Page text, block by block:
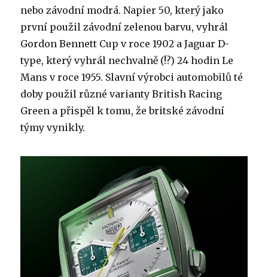
nebo závodní modrá. Napier 50, který jako
první použil závodní zelenou barvu, vyhrál
Gordon Bennett Cup v roce 1902 a Jaguar D-
type, který vyhrál nechvalně (!?) 24 hodin Le
Mans v roce 1955. Slavní výrobci automobilů té
doby použil různé varianty British Racing
Green a přispěl k tomu, že britské závodní
týmy vynikly.